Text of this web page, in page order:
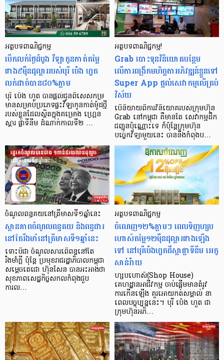
អត្ថបទ​ពាណិជ្ជកម្ម
បើក​លក់​ថ្ងៃ​ដំបូង វីឡា​កូនកាត់​តម្លៃ​
ជាង​៩​ម៉ឺន​ដុល្លារ​របស់​បុរី ប៉េង ហួត
លក់​ដាច់​បាន​៨០%​ភ្លាម
បុរី ប៉េង ហួត បានផ្ដល់ជូនពិសេសកម្រ
មានសម្រាប់ប្រភេទផ្ទះវីឡាកូនកាត់ម៉ូដថ្មី
របស់ខ្លួនដែលស្ថិតក្នុងគម្រោង ហ្គ្រេន
ស្តារ ផ្លាទីនីម ដំណាក់កាលទី២ …
អត្ថបទពាណិជ្ជកម្ម!
Grab បោះទុនវិនិយោគបន្ថែម
លើការពង្រីកមហិច្ឆតាអភិវឌ្ឍន៍ខ្លួនទៅ
Super App ផ្តល់សេវាកម្មលើគ្រប់
វិស័យ
បើនិយាយពីការវិនិយោគរបស់ក្រុមហ៊ុន
Grab នៅកម្ពុជា គឺមានតែ សេវាកម្មដឹក
ជញ្ជូនប៉ុណ្ណោះទេ ក៏ប៉ុន្តែក្រុមហ៊ុន
បច្ចេកវិទ្យាមួយនេះ បាននឹងកំពុងប…
ចំណូលពន្ធគយនៅត្រីមាសទី១ឆ្នាំនេះ
ស្ថានភាពចំណូលពន្ធគយ និងពន្ធដារ
នៅតែរឹងមាំនៅត្រីមាសទី១ឆ្នាំនេះ
ទោះបីជា ចំណូលសារពើពន្ធនៅតែ
រឹងមាំក្ដី ប៉ុន្ដែ ប្រមុខរាជរដ្ឋាភិបាលកម្ពុជា
សម្តេចតេជោ ហ៊ុនសែន បានអះអាងថា
សុខភាពសេដ្ឋកិច្ចសកលកំពុងជួប
ការល…
អត្ថបទពាណិជ្ជកម្ម
ចំណេញ​១២%​ភ្លាម​ៗ ពេល​ទិញ​ហ្ស​ប​
ហោ​ស៍​តម្លៃ​១២​ម៉ឺន​ដុល្លារ​ជាង​ឡើង​
ទៅ នៅ​បុរី​ប៉េង​ហួត​ដឹ​ស្តា​ផ្លា​ទី​នី​ម អេកូ
សាន់​រ៉ា​យ
ហ្សបហោស៍(Shop House)
គេហដ្ឋានអាជីវកម្ម ចាប់ផ្តើមមានតំរូវ
ការកើនឡើង គួរអោយកត់សម្គាល់ នា
ពេលបច្ចុប្បន្ននេះ។ បុរី ប៉េង ហួត ជា
ក្រុមហ៊ុនអភិ…